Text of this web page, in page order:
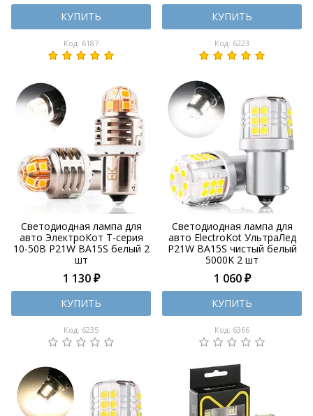
КУПИТЬ
Код: 6187
КУПИТЬ
Код: 6223
Светодиодная лампа для
авто ЭлектроКот Т-серия
10-50В P21W BA15S белый 2
шт
1 130 ₽
КУПИТЬ
Код: 6235
Светодиодная лампа для
авто ElectroKot УльтраЛед
P21W BA15S чистый белый
5000K 2 шт
1 060 ₽
КУПИТЬ
Код: 6366